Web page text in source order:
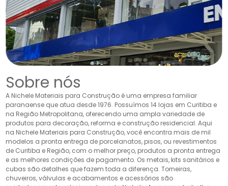
Sobre nós
A Nichele Materiais para Construção é uma empresa familiar
paranaense que atua desde 1976. Possuímos 14 lojas em Curitiba e
na Região Metropolitana, oferecendo uma ampla variedade de
produtos para decoração, reforma e construção residencial. Aqui
na Nichele Materiais para Construção, você encontra mais de mil
modelos a pronta entrega de porcelanatos, pisos, ou revestimentos
de Curitiba e Região, com o melhor preço, produtos a pronta entrega
e as melhores condições de pagamento. Os metais, kits sanitários e
cubas são detalhes que fazem toda a diferença. Torneiras,
chuveiros, válvulas e acabamentos e acessórios são